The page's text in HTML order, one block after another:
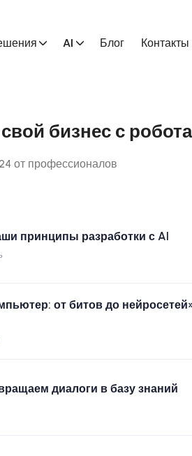
AI Блог Контакты
бизнес с
от профессионалов
принципы разработки с AI
от битов до
диалоги в базу знаний